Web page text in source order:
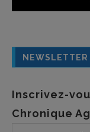
Inscrivez-
Chronique